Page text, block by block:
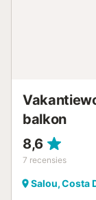
balkon
8,6
7 recensies
Salou, Costa